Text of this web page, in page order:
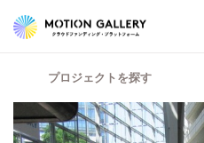
プロジェクトを探す